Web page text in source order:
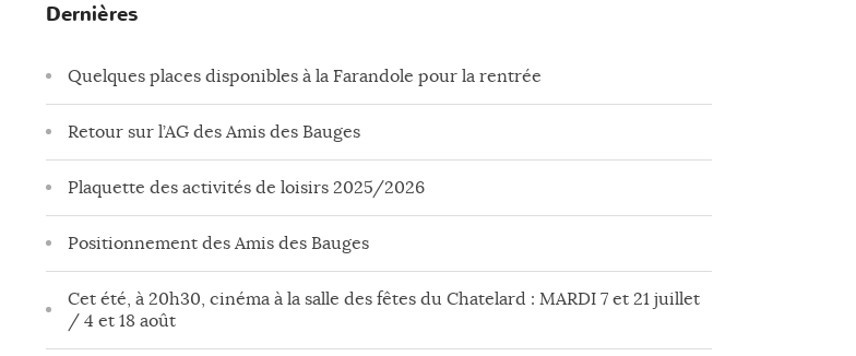
Dernières
Quelques places disponibles à la Farandole pour la rentrée
Retour sur l’AG des Amis des Bauges
Plaquette des activités de loisirs 2025/2026
Positionnement des Amis des Bauges
Cet été, à 20h30, cinéma à la salle des fêtes du Chatelard : MARDI 7 et 21 juillet
/ 4 et 18 août